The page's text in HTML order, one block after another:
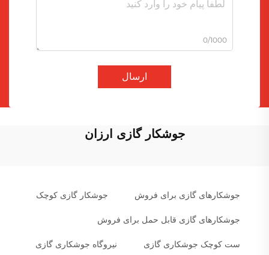
0/1000
ارسال
جوشکار گازی ارزان
جوشکارهای گازی برای فروش جوشکار گازی کوچک
جوشکارهای گازی قابل حمل برای فروش
ست کوچک جوشکاری گازی نیروگاه جوشکاری گازی